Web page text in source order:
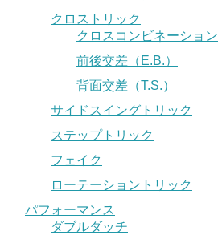
クロストリック
クロスコンビネーション
前後交差（E.B.）
背面交差（T.S.）
サイドスイングトリック
ステップトリック
フェイク
ローテーショントリック
パフォーマンス
ダブルダッチ